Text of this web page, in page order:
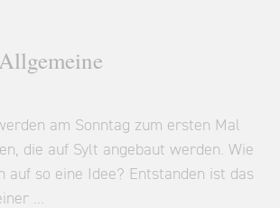
am Sonntag zum ersten Mal
die auf Sylt angebaut werden. Wie
auf so eine Idee? Entstanden ist das
…